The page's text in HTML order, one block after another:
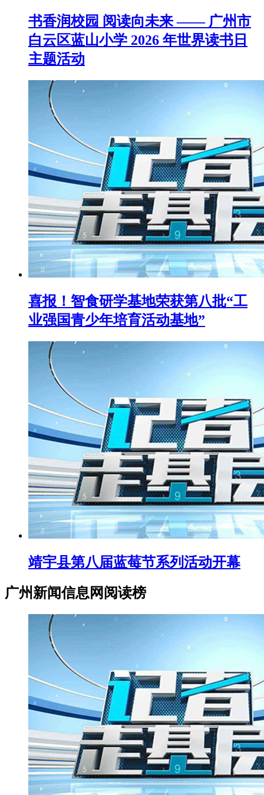
书香润校园 阅读向未来 —— 广州市
白云区蓝山小学 2026 年世界读书日
主题活动
喜报！智食研学基地荣获第八批“工
业强国青少年培育活动基地”
靖宇县第八届蓝莓节系列活动开幕
广州新闻信息网阅读榜